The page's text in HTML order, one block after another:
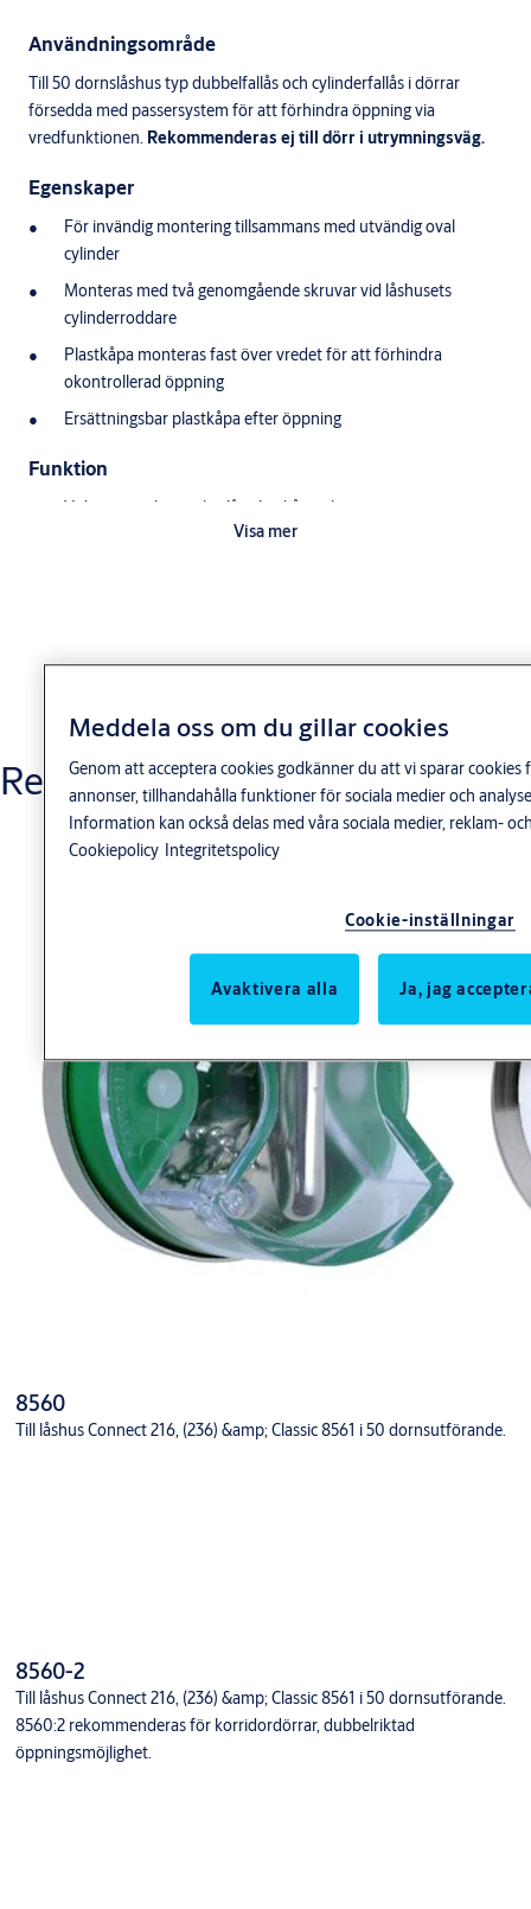
Användningsområde
Till 50 dornslåshus typ dubbelfallås och cylinderfallås i dörrar
försedda med passersystem för att förhindra öppning via
vredfunktionen. Rekommenderas ej till dörr i utrymningsväg.
Egenskaper
För invändig montering tillsammans med utvändig oval
cylinder
Monteras med två genomgående skruvar vid låshusets
cylinderroddare
Plastkåpa monteras fast över vredet för att förhindra
okontrollerad öppning
Ersättningsbar plastkåpa efter öppning
Funktion
Vid öppning bryts alt. slås plastkåpan loss
Visa mer
Varianter
Produkt Produkt-ID
002
Relaterade produkter
8560
Till låshus Connect 216, (236) &amp; Classic 8561 i 50 dornsutförande.
8560-2
Till låshus Connect 216, (236) &amp; Classic 8561 i 50 dornsutförande.
8560:2 rekommenderas för korridordörrar, dubbelriktad
öppningsmöjlighet.
Meddela oss om du gillar cookies
Genom att acceptera cookies godkänner du att vi sparar cookies
annonser, tillhandahålla funktioner för sociala medier och
Information kan också delas med våra sociala medier, reklam-
Cookiepolicy Integritetspolicy
Cookie-inställningar
Avaktivera alla Ja, jag